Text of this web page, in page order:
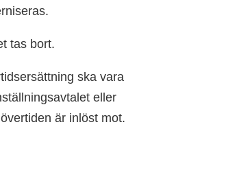
tas bort.
ska vara
eller
är inlöst mot.